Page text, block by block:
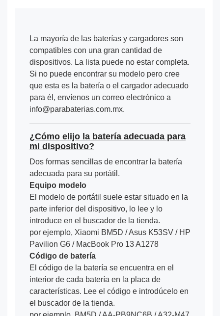
La mayoría de las baterías y cargadores son
compatibles con una gran cantidad de
dispositivos. La lista puede no estar completa.
Si no puede encontrar su modelo pero cree
que esta es la batería o el cargador adecuado
para él, envíenos un correo electrónico a
info@parabaterias.com.mx.
¿Cómo elijo la batería adecuada para
mi dispositivo?
Dos formas sencillas de encontrar la batería
adecuada para su portátil.
Equipo modelo
El modelo de portátil suele estar situado en la
parte inferior del dispositivo, lo lee y lo
introduce en el buscador de la tienda.
por ejemplo, Xiaomi BM5D / Asus K53SV / HP
Pavilion G6 / MacBook Pro 13 A1278
Código de batería
El código de la batería se encuentra en el
interior de cada batería en la placa de
características. Lee el código e introdúcelo en
el buscador de la tienda.